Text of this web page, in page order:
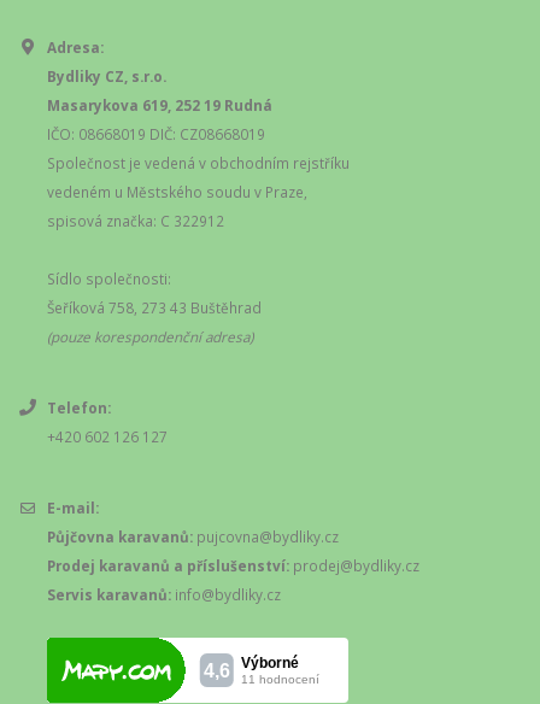
Adresa:
Bydliky CZ, s.r.o.
Masarykova 619, 252 19 Rudná
IČO: 08668019 DIČ: CZ08668019
Společnost je vedená v obchodním rejstříku
vedeném u Městského soudu v Praze,
spisová značka: C 322912
Sídlo společnosti:
Šeříková 758, 273 43 Buštěhrad
(pouze korespondenční adresa)
Telefon:
+420 602 126 127
E-mail:
Půjčovna karavanů: pujcovna@bydliky.cz
Prodej karavanů a příslušenství: prodej@bydliky.cz
Servis karavanů: info@bydliky.cz